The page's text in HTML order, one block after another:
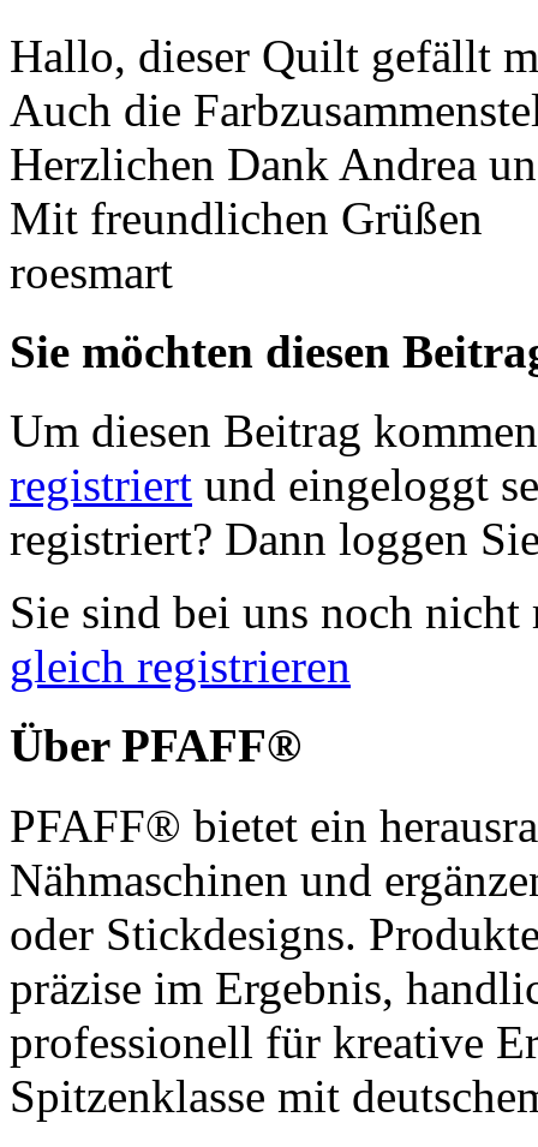
Hallo, dieser Quilt gefällt
Auch die
Herzlichen Dank Andrea
Mit freundlichen Grüßen
roesmart
Sie möchten diesen
Um diesen Beitrag
registriert und eingeloggt
registriert? Dann loggen
Sie sind bei uns noch
gleich registrieren
Über PFAFF®
PFAFF® bietet ein
Nähmaschinen und
oder Stickdesigns.
präzise im Ergebnis,
professionell für kreative
Spitzenklasse mit